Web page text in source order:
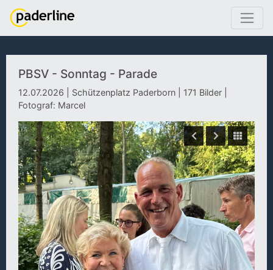
PBSV - Sonntag - Parade
12.07.2026 | Schützenplatz Paderborn | 171 Bilder |
Fotograf: Marcel